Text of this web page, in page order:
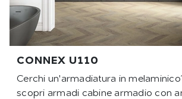
CONNEX U110
Cerchi un'armadiatura in
scopri armadi cabine armadio con